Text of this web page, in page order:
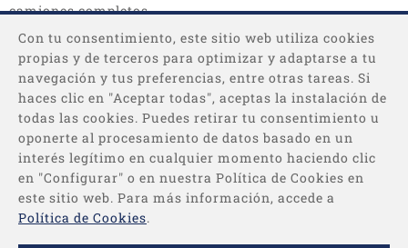
camiones completos.
Categorías
Información
Con tu consentimiento, este sitio web utiliza cookies
propias y de terceros para optimizar y adaptarse a tu
navegación y tus preferencias, entre otras tareas. Si
haces clic en "Aceptar todas", aceptas la instalación de
todas las cookies. Puedes retirar tu consentimiento u
oponerte al procesamiento de datos basado en un
interés legítimo en cualquier momento haciendo clic
en "Configurar" o en nuestra Política de Cookies en
este sitio web. Para más información, accede a
Política de Cookies.